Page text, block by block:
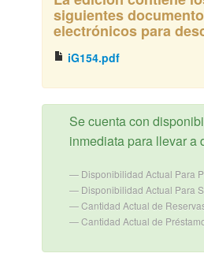
siguientes
electrónicos para
iG154.pdf
Se cuenta con
inmediata para llevar a
Disponibilidad Actual Para
Disponibilidad Actual Para
Cantidad Actual de
Cantidad Actual de